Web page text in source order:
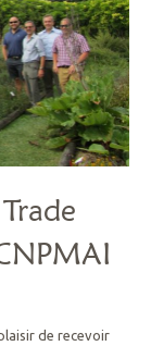
de recevoir